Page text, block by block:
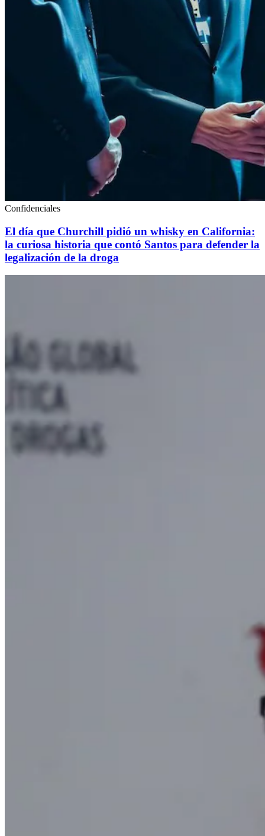
Confidenciales
El día que Churchill pidió un whisky en California:
la curiosa historia que contó Santos para defender la
legalización de la droga